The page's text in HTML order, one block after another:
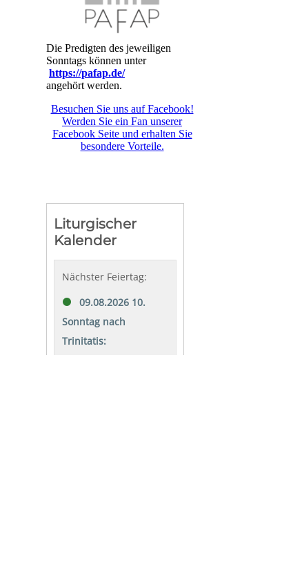
Die Predigten des jeweiligen
Sonntags können unter
https://pafap.de/
angehört werden.
Besuchen Sie uns auf Facebook!
Werden Sie ein Fan unserer
Facebook Seite und erhalten Sie
besondere Vorteile.